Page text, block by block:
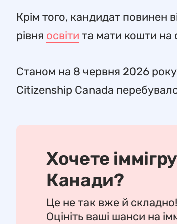
Крім того, кандидат повинен
рівня освіти та мати кошти на
Станом на 8 червня 2026
Citizenship Canada
Хочете
Канади?
Це не так вже й складно!
Оцініть ваші шанси на